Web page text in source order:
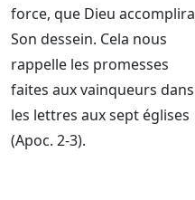
force, que Dieu accomplira
Son dessein. Cela nous
rappelle les promesses
faites aux vainqueurs dans
les lettres aux sept églises
(Apoc. 2-3).